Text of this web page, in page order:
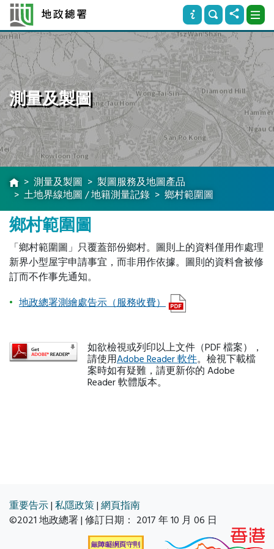
測量及製圖
測量及製圖
製圖服務及地圖產品
土地界線地圖 / 地籍測量記錄
鄉村範圍圖
鄉村範圍圖
「鄉村範圍圖」只覆蓋部份鄉村。圖則上的資料僅用作處理
新界小型屋宇申請事宜，而非用作依據。圖則的資料會被修
訂而不作事先通知。
地政總署測繪處告示（服務收費）
如欲檢視或列印以上文件（PDF 檔案），
請使用Adobe Reader 軟件。檢視下載檔
案時如有疑難，請更新你的 Adobe
Reader 軟體版本。
重要告示| 私隱政策| 網頁指南
©2021 地政總署 | 修訂日期： 2017 年 10 月 06 日